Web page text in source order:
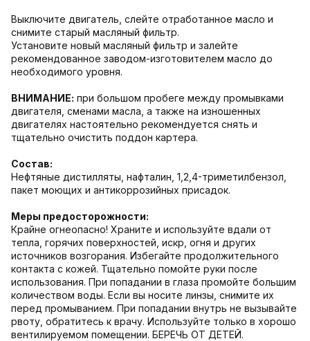
Выключите двигатель, слейте отработанное масло и
снимите старый масляный фильтр.
Установите новый масляный фильтр и залейте
рекомендованное заводом-изготовителем масло до
необходимого уровня.
ВНИМАНИЕ: при большом пробеге между промывками
двигателя, сменами масла, а также на изношенных
двигателях настоятельно рекомендуется снять и
тщательно очистить поддон картера.
Состав:
Нефтяные дистилляты, нафталин, 1,2,4-триметилбензол,
пакет моющих и антикоррозийных присадок.
Меры предосторожности:
Крайне огнеопасно! Храните и используйте вдали от
тепла, горячих поверхностей, искр, огня и других
источников возгорания. Избегайте продолжительного
контакта с кожей. Тщательно помойте руки после
использования. При попадании в глаза промойте большим
количеством воды. Если вы носите линзы, снимите их
перед промыванием. При попадании внутрь не вызывайте
рвоту, обратитесь к врачу. Используйте только в хорошо
вентилируемом помещении. БЕРЕЧЬ ОТ ДЕТЕЙ.